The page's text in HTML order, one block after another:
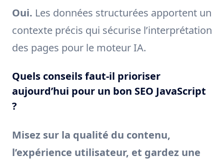
Oui. Les données structurées apportent un
contexte précis qui sécurise l’interprétation
des pages pour le moteur IA.
Quels conseils faut-il prioriser
aujourd’hui pour un bon SEO JavaScript
?
Misez sur la qualité du contenu,
l’expérience utilisateur, et gardez une